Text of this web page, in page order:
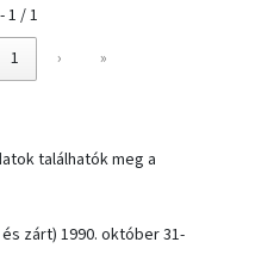
1 / 1
1 › »
találhatók meg a
zárt) 1990. október 31-